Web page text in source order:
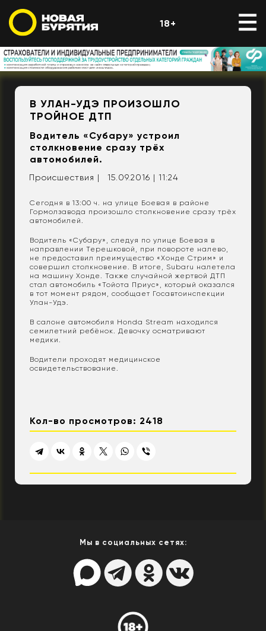
18+
В УЛАН-УДЭ ПРОИЗОШЛО
ТРОЙНОЕ ДТП
Водитель «Субару» устроил
столкновение сразу трёх
автомобилей.
Происшествия | 15.09.2016 | 11:24
Сегодня в 13:00 ч. на улице Боевая в районе
Гормолзавода произошло столкновение сразу трёх
автомобилей.
Водитель «Субару», следуя по улице Боевая в
направлении Терешковой, при повороте налево,
не предоставил преимущество «Хонде Стрим» и
совершил столкновение. В итоге, Subaru налетела
на машину Хонде. Также случайной жертвой ДТП
стал автомобиль «Тойота Приус», который оказался
в тот момент рядом, сообщает Госавтоинспекции
Улан-Удэ.
В салоне автомобиля Honda Stream находился
семилетний ребёнок. Девочку осматривают
медики.
Водители проходят медицинское
освидетельствование.
Кол-во просмотров: 2418
Мы в социальных сетях: